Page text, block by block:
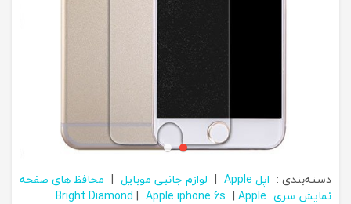
دسته‌بندی : اپل Apple | لوازم جانبی موبایل | محافظ های صفحه
نمایش سری Bright Diamond
| Apple iphone 6s | Apple